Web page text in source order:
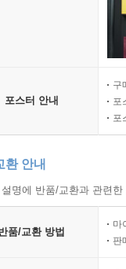
포스터 안내
구
포
포
환 안내
명에 반품/교환과 관련
품/교환 방법
마
판